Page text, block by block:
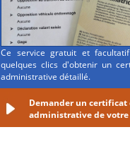
Ce service gratuit et
quelques clics d'obtenir un
administrative détaillé.
Demander un
administrative de